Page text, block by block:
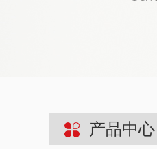
产品中心